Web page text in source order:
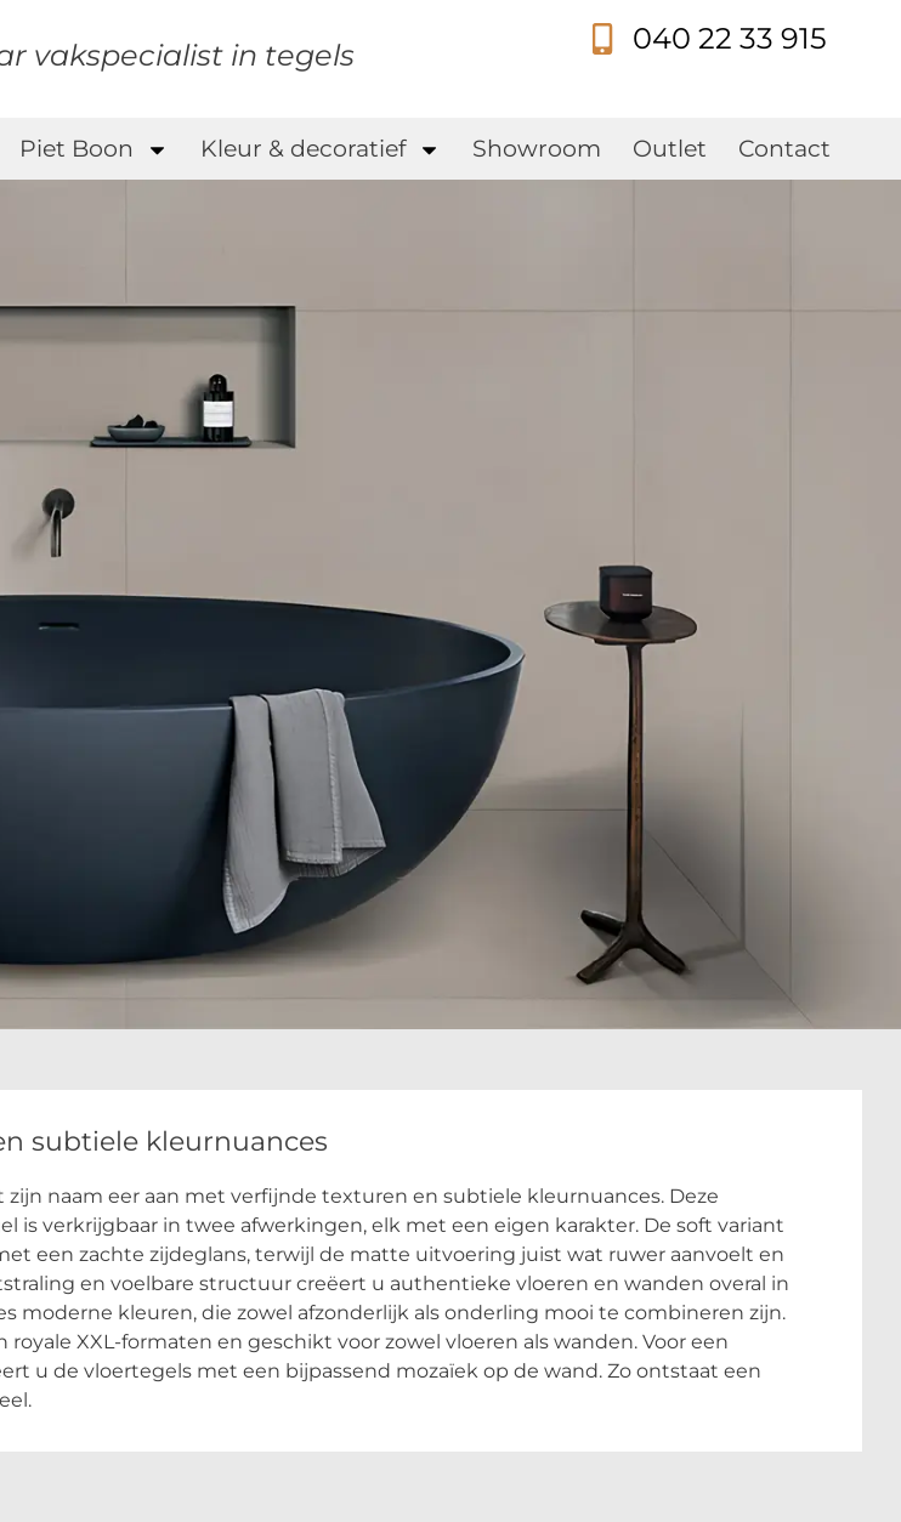
vakspecialist in tegels 040 22 33 915
Piet Boon Kleur & decoratief Showroom Outlet Contact
subtiele kleurnuances
zijn naam eer aan met verfijnde texturen en subtiele kleurnuances. Deze
is verkrijgbaar in twee afwerkingen, elk met een eigen karakter. De soft variant
een zachte zijdeglans, terwijl de matte uitvoering juist wat ruwer aanvoelt en
en voelbare structuur creëert u authentieke vloeren en wanden overal in
moderne kleuren, die zowel afzonderlijk als onderling mooi te combineren zijn.
XXL-formaten en geschikt voor zowel vloeren als wanden. Voor een
u de vloertegels met een bijpassend mozaïek op de wand. Zo ontstaat een